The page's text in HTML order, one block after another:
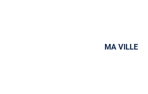
MA VILLE